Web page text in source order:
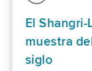
El
muestra
siglo